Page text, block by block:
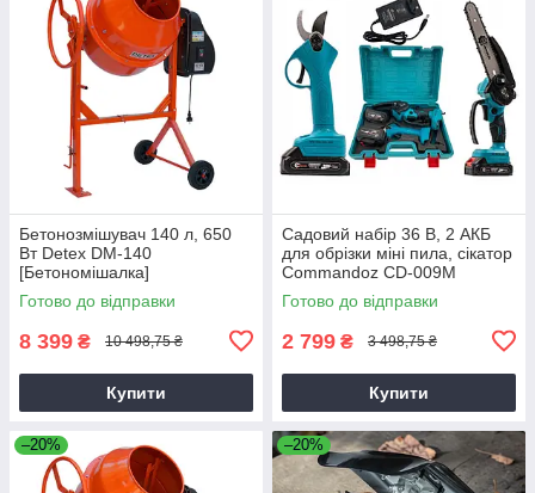
Бетонозмішувач 140 л, 650
Вт Detex DM-140
[Бетономішалка]
Готово до відправки
8 399 ₴ 10 498,75 ₴
Купити
Садовий набір 36 В, 2 АКБ
для обрізки міні пила, сікатор
Commandoz CD-009M
Готово до відправки
2 799 ₴ 3 498,75 ₴
Купити
–20% –20%